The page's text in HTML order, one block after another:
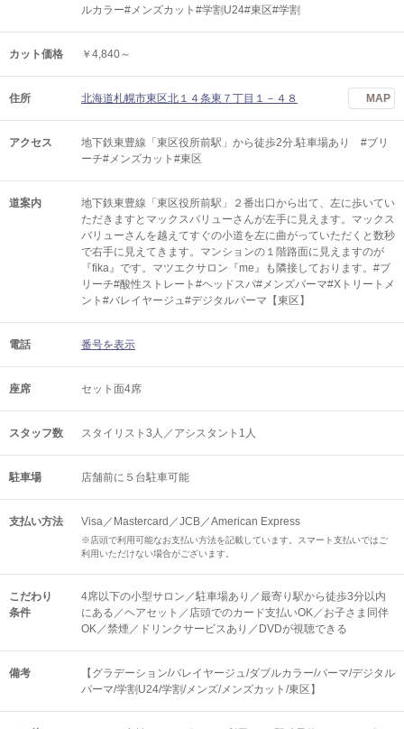
ルカラー#メンズカット#学割U24#東区#学割
カット価格 ￥4,840～
住所 北海道札幌市東区北１４条東７丁目１－４８ MAP
アクセス
地下鉄東豊線「東区役所前駅」から徒歩2分.駐車場あり #ブリ
ーチ#メンズカット#東区
道案内
地下鉄東豊線「東区役所前駅」２番出口から出て、左に歩いてい
ただきますとマックスバリューさんが左手に見えます。マックス
バリューさんを越えてすぐの小道を左に曲がっていただくと数秒
で右手に見えてきます。マンションの１階路面に見えますのが
『fika』です。マツエクサロン『me』も隣接しております。#ブ
リーチ#酸性ストレート#ヘッドスパ#メンズパーマ#Xトリートメ
ント#バレイヤージュ#デジタルパーマ【東区】
電話 番号を表示
座席 セット面4席
スタッフ数 スタイリスト3人／アシスタント1人
駐車場 店舗前に５台駐車可能
支払い方法 Visa／Mastercard／JCB／American Express
※店頭で利用可能なお支払い方法を記載しています。スマート支払いではご
利用いただけない場合がございます。
こだわり
条件
4席以下の小型サロン／駐車場あり／最寄り駅から徒歩3分以内
にある／ヘアセット／店頭でのカード支払いOK／お子さま同伴
OK／禁煙／ドリンクサービスあり／DVDが視聴できる
備考
【グラデーション/バレイヤージュ/ダブルカラー/パーマ/デジタル
パーマ/学割U24/学割/メンズ/メンズカット/東区】